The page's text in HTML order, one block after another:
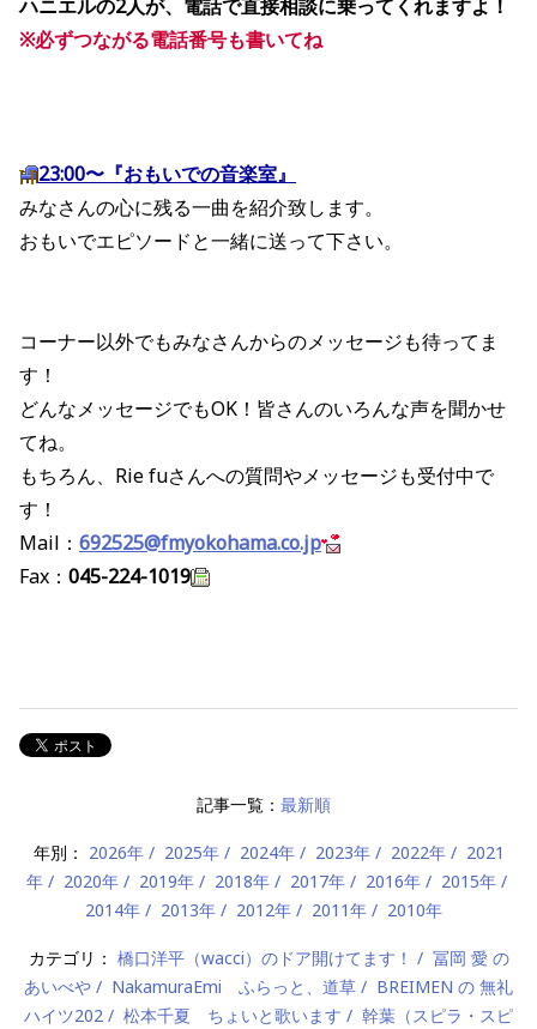
ハニエルの2人が、電話で直接相談に乗ってくれますよ！
※必ずつながる電話番号も書いてね
23:00〜『おもいでの音楽室』
みなさんの心に残る一曲を紹介致します。
おもいでエピソードと一緒に送って下さい。
コーナー以外でもみなさんからのメッセージも待ってま
す！
どんなメッセージでもOK！皆さんのいろんな声を聞かせ
てね。
もちろん、Rie fuさんへの質問やメッセージも受付中で
す！
Mail： 692525@fmyokohama.co.jp
Fax： 045-224-1019
記事一覧： 最新順
年別： 2026年 2025年 2024年 2023年 2022年
2021
年
2020年 2019年 2018年 2017年 2016年
2015年
2014年
2013年 2012年 2011年 2010年
カテゴリ： 橋口洋平（wacci）のドア開けてます！
冨岡 愛 の
あいべや
NakamuraEmi ふらっと、道草
BREIMEN の 無礼
ハイツ202
松本千夏 ちょいと歌います
幹葉（スピラ・スピ